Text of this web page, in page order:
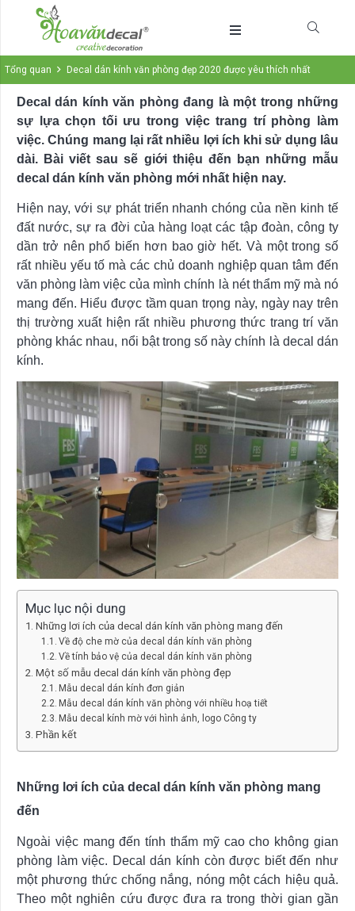
Tổng quan Decal dán kính văn phòng đẹp 2020 được yêu thích nhất
Decal dán kính văn phòng đang là một trong những
sự lựa chọn tối ưu trong việc trang trí phòng làm
việc. Chúng mang lại rất nhiều lợi ích khi sử dụng lâu
dài. Bài viết sau sẽ giới thiệu đến bạn những mẫu
decal dán kính văn phòng mới nhất hiện nay.
Hiện nay, với sự phát triển nhanh chóng của nền kinh tế
đất nước, sự ra đời của hàng loạt các tập đoàn, công ty
dần trở nên phổ biến hơn bao giờ hết. Và một trong số
rất nhiều yếu tố mà các chủ doanh nghiệp quan tâm đến
văn phòng làm việc của mình chính là nét thẩm mỹ mà nó
mang đến. Hiểu được tầm quan trọng này, ngày nay trên
thị trường xuất hiện rất nhiều phương thức trang trí văn
phòng khác nhau, nổi bật trong số này chính là decal dán
kính.
Mục lục nội dung
Những lơi ích của decal dán kính văn phòng mang đến
Về độ che mờ của decal dán kính văn phòng
Về tính bảo vệ của decal dán kính văn phòng
Một số mẫu decal dán kính văn phòng đẹp
Mẫu decal dán kính đơn giản
Mẫu decal dán kính văn phòng với nhiều hoạ tiết
Mẫu decal kính mờ với hình ảnh, logo Công ty
Phần kết
Những lơi ích của decal dán kính văn phòng mang
đến
Ngoài việc mang đến tính thẩm mỹ cao cho không gian
phòng làm việc. Decal dán kính còn được biết đến như
một phương thức chống nắng, nóng một cách hiệu quả.
Theo một nghiên cứu được đưa ra trong thời gian gần